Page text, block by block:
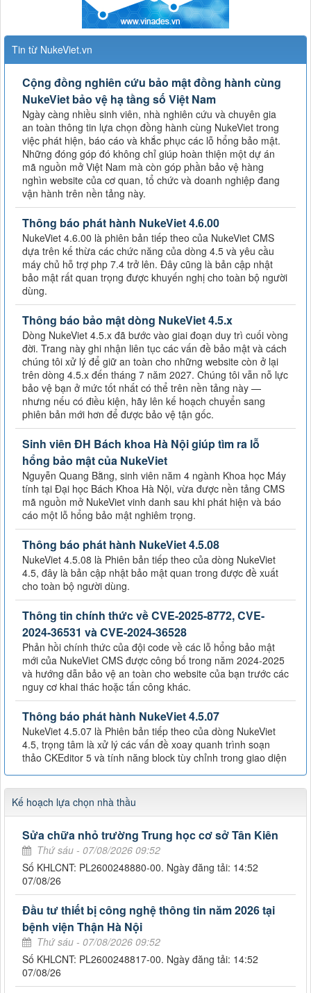
Tin từ NukeViet.vn
Cộng đồng nghiên cứu bảo mật đồng hành cùng
NukeViet bảo vệ hạ tầng số Việt Nam
Ngày càng nhiều sinh viên, nhà nghiên cứu và chuyên gia
an toàn thông tin lựa chọn đồng hành cùng NukeViet trong
việc phát hiện, báo cáo và khắc phục các lỗ hổng bảo mật.
Những đóng góp đó không chỉ giúp hoàn thiện một dự án
mã nguồn mở Việt Nam mà còn góp phần bảo vệ hàng
nghìn website của cơ quan, tổ chức và doanh nghiệp đang
vận hành trên nền tảng này.
Thông báo phát hành NukeViet 4.6.00
NukeViet 4.6.00 là phiên bản tiếp theo của NukeViet CMS
dựa trên kế thừa các chức năng của dòng 4.5 và yêu cầu
máy chủ hỗ trợ php 7.4 trở lên. Đây cũng là bản cập nhật
bảo mật rất quan trọng được khuyến nghị cho toàn bộ người
dùng.
Thông báo bảo mật dòng NukeViet 4.5.x
Dòng NukeViet 4.5.x đã bước vào giai đoạn duy trì cuối vòng
đời. Trang này ghi nhận liên tục các vấn đề bảo mật và cách
chúng tôi xử lý để giữ an toàn cho những website còn ở lại
trên dòng 4.5.x đến tháng 7 năm 2027. Chúng tôi vẫn nỗ lực
bảo vệ bạn ở mức tốt nhất có thể trên nền tảng này —
nhưng nếu có điều kiện, hãy lên kế hoạch chuyển sang
phiên bản mới hơn để được bảo vệ tận gốc.
Sinh viên ĐH Bách khoa Hà Nội giúp tìm ra lỗ
hổng bảo mật của NukeViet
Nguyễn Quang Bằng, sinh viên năm 4 ngành Khoa học Máy
tính tại Đại học Bách Khoa Hà Nội, vừa được nền tảng CMS
mã nguồn mở NukeViet vinh danh sau khi phát hiện và báo
cáo một lỗ hổng bảo mật nghiêm trọng.
Thông báo phát hành NukeViet 4.5.08
NukeViet 4.5.08 là Phiên bản tiếp theo của dòng NukeViet
4.5, đây là bản cập nhật bảo mật quan trong được đề xuất
cho toàn bộ người dùng.
Thông tin chính thức về CVE-2025-8772, CVE-
2024-36531 và CVE-2024-36528
Phản hồi chính thức của đội code về các lỗ hổng bảo mật
mới của NukeViet CMS được công bố trong năm 2024-2025
và hướng dẫn bảo vệ an toàn cho website của bạn trước các
nguy cơ khai thác hoặc tấn công khác.
Thông báo phát hành NukeViet 4.5.07
NukeViet 4.5.07 là Phiên bản tiếp theo của dòng NukeViet
4.5, trọng tâm là xử lý các vấn đề xoay quanh trình soạn
thảo CKEditor 5 và tính năng block tùy chỉnh trong giao diện
Kế hoạch lựa chọn nhà thầu
Sửa chữa nhỏ trường Trung học cơ sở Tân Kiên
Thứ sáu - 07/08/2026 09:52
Số KHLCNT: PL2600248880-00. Ngày đăng tải: 14:52
07/08/26
Đầu tư thiết bị công nghệ thông tin năm 2026 tại
bệnh viện Thận Hà Nội
Thứ sáu - 07/08/2026 09:52
Số KHLCNT: PL2600248817-00. Ngày đăng tải: 14:52
07/08/26